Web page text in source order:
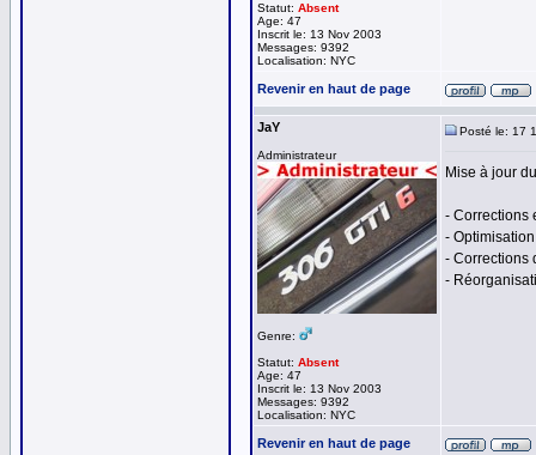
Statut: Absent
Age: 47
Inscrit le: 13 Nov 2003
Messages: 9392
Localisation: NYC
Revenir en haut de page
JaY
Administrateur
Genre:
Statut: Absent
Age: 47
Inscrit le: 13 Nov 2003
Messages: 9392
Localisation: NYC
Posté le: 17
Mise à jour
- Corrections
-
- Corrections
-
Revenir en haut de page